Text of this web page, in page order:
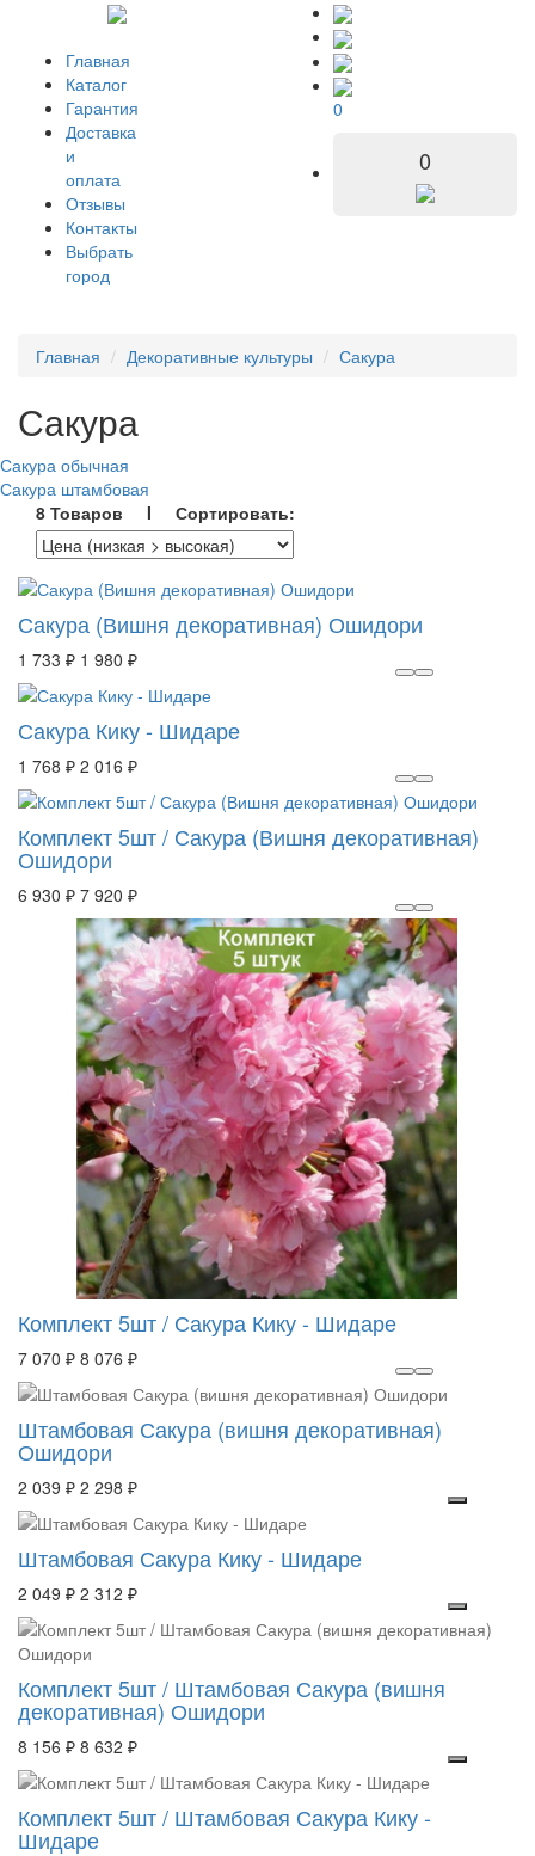
Главная
Каталог
Гарантия
Доставка
и
оплата
Отзывы
Контакты
Выбрать
город
0
0
Главная Декоративные культуры Сакура
Сакура
Сакура обычная
Сакура штамбовая
8 Товаров I Сортировать:
Сакура (Вишня декоративная) Ошидори
1 733 ₽ 1 980 ₽
Сакура Кику - Шидаре
1 768 ₽ 2 016 ₽
Комплект 5шт / Сакура (Вишня декоративная)
Ошидори
6 930 ₽ 7 920 ₽
Комплект 5шт / Сакура Кику - Шидаре
7 070 ₽ 8 076 ₽
Штамбовая Сакура (вишня декоративная)
Ошидори
2 039 ₽ 2 298 ₽
Штамбовая Сакура Кику - Шидаре
2 049 ₽ 2 312 ₽
Комплект 5шт / Штамбовая Сакура (вишня
декоративная) Ошидори
8 156 ₽ 8 632 ₽
Комплект 5шт / Штамбовая Сакура Кику -
Шидаре